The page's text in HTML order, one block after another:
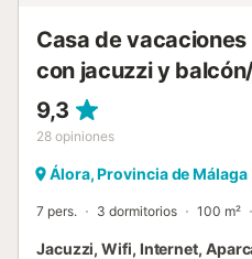
Casa de
con jacuzzi y
9,3
28 opiniones
Álora, Provincia de Málaga
7 pers. 3 dormitorios 100 m²
Jacuzzi, Wifi, Internet,